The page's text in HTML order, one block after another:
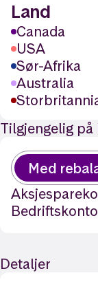
Land
Canada
USA
Sør-Afrika
Australia
Tilgjengelig
Med
Bedriftskonto
Detaljer